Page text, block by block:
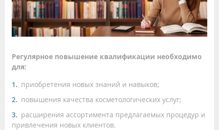
Регулярное повышение квалификации необходимо
для:
приобретения новых знаний и навыков;
повышения качества косметологических услуг;
расширения ассортимента предлагаемых процедур и
привлечения новых клиентов.